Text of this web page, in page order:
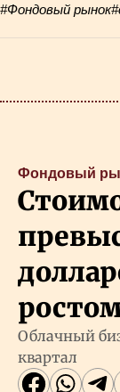
#Фондовый рынок
Фондовый
Облачный
квартал